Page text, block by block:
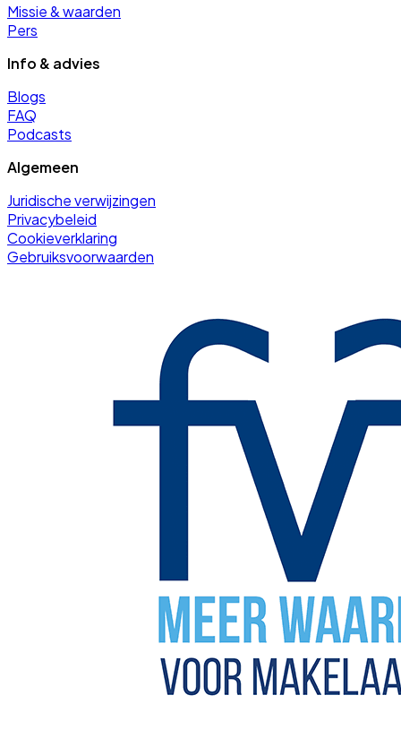
Missie & waarden
Pers
Info & advies
Blogs
FAQ
Podcasts
Algemeen
Juridische verwijzingen
Privacybeleid
Cookieverklaring
Gebruiksvoorwaarden